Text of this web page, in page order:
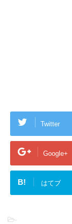
Twitter
Google+
B! はてブ
-